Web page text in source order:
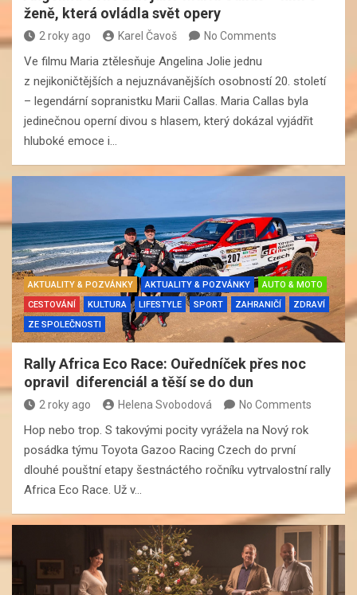
ženě, která ovládla svět opery
2 roky ago Karel Čavoš No Comments
Ve filmu Maria ztělesňuje Angelina Jolie jednu
z nejikoničtějších a nejuznávanějších osobností 20. století
– legendární sopranistku Marii Callas. Maria Callas byla
jedinečnou operní divou s hlasem, který dokázal vyjádřit
hluboké emoce i…
AKTUALITY & POZVÁNKY AKTUALITY & POZVÁNKY
AUTO & MOTO
CESTOVÁNÍ
KULTURA LIFESTYLE SPORT ZAHRANIČÍ
ZDRAVÍ
ZE SPOLEČNOSTI
Rally Africa Eco Race: Ouředníček přes noc
opravil diferenciál a těší se do dun
2 roky ago Helena Svobodová No Comments
Hop nebo trop. S takovými pocity vyrážela na Nový rok
posádka týmu Toyota Gazoo Racing Czech do první
dlouhé pouštní etapy šestnáctého ročníku vytrvalostní rally
Africa Eco Race. Už v…